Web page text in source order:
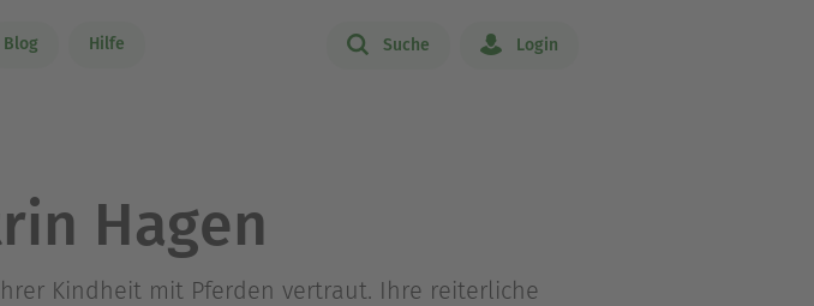
Blog Hilfe Suche Login
Hagen
Kindheit mit Pferden vertraut. Ihre reiterliche